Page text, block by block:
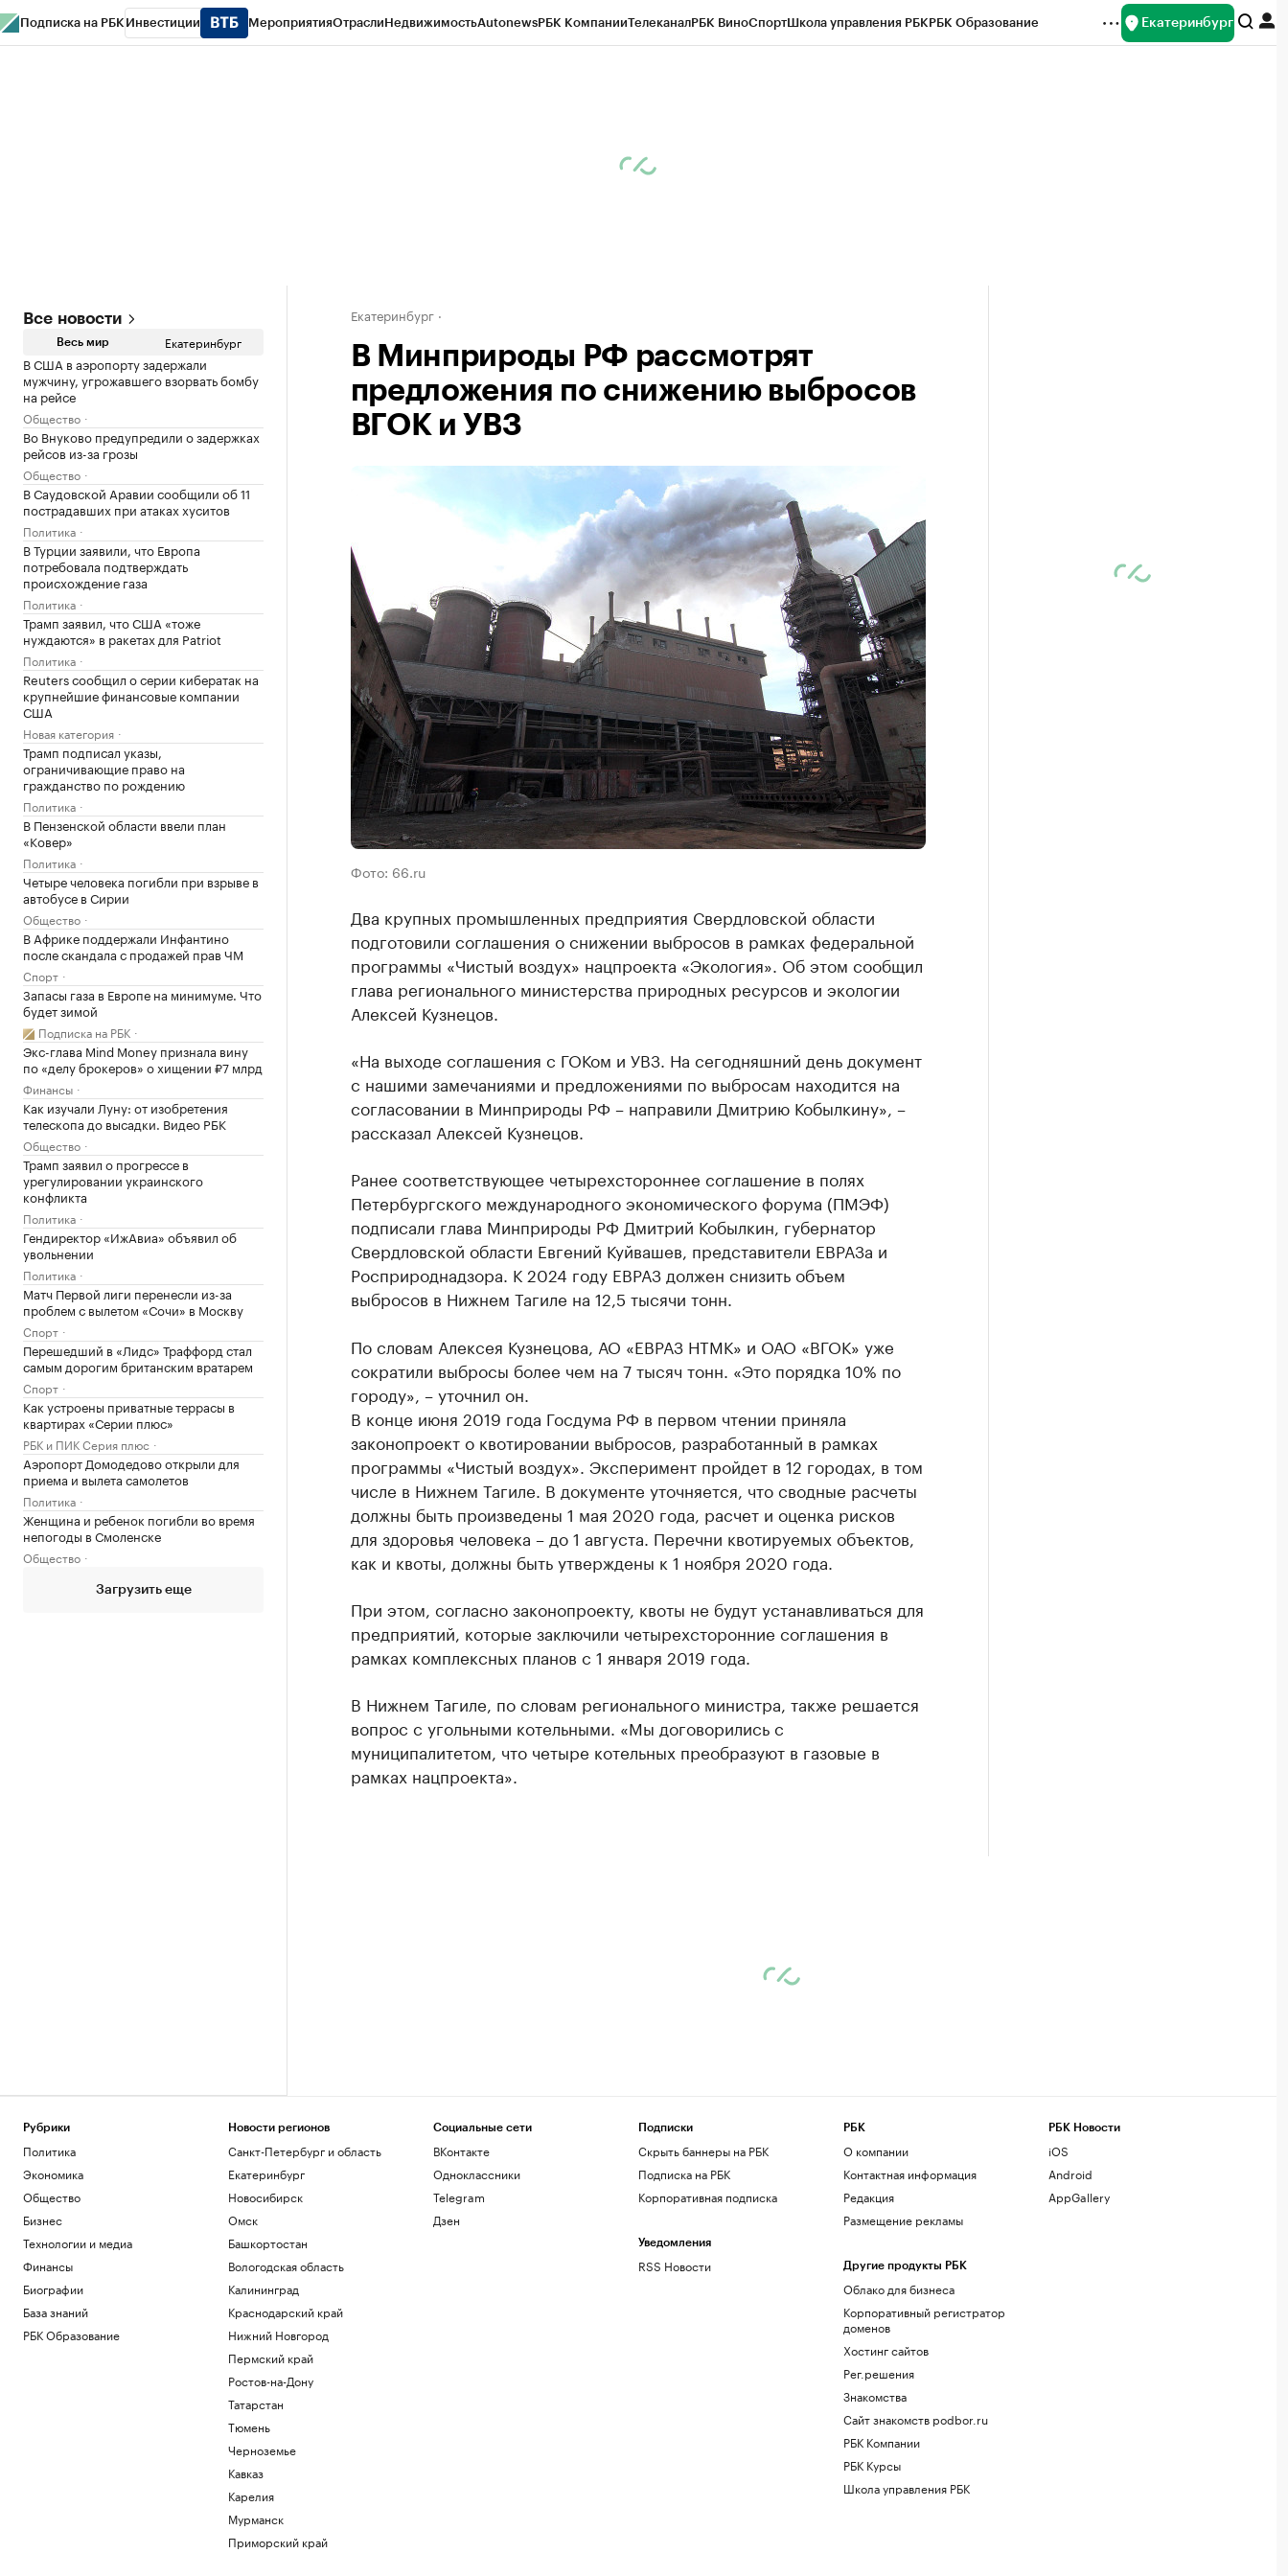
Подписка на РБК Инвестиции МероприятияОтраслиНедвижимостьAutonewsРБК КомпанииТелеканалРБК ВиноСпортШкола управления РБКРБК Образование Екатеринбург
Все новости
Весь мир Екатеринбург
В США в аэропорту задержали
мужчину, угрожавшего взорвать бомбу
на рейсе
Общество
Во Внуково предупредили о задержках
рейсов из-за грозы
Общество
В Саудовской Аравии сообщили об 11
пострадавших при атаках хуситов
Политика
В Турции заявили, что Европа
потребовала подтверждать
происхождение газа
Политика
Трамп заявил, что США «тоже
нуждаются» в ракетах для Patriot
Политика
Reuters сообщил о серии кибератак на
крупнейшие финансовые компании
США
Новая категория
Трамп подписал указы,
ограничивающие право на
гражданство по рождению
Политика
В Пензенской области ввели план
«Ковер»
Политика
Четыре человека погибли при взрыве в
автобусе в Сирии
Общество
В Африке поддержали Инфантино
после скандала с продажей прав ЧМ
Спорт
Запасы газа в Европе на минимуме. Что
будет зимой
Подписка на РБК
Экс-глава Mind Money признала вину
по «делу брокеров» о хищении ₽7 млрд
Финансы
Как изучали Луну: от изобретения
телескопа до высадки. Видео РБК
Общество
Трамп заявил о прогрессе в
урегулировании украинского
конфликта
Политика
Гендиректор «ИжАвиа» объявил об
увольнении
Политика
Матч Первой лиги перенесли из-за
проблем с вылетом «Сочи» в Москву
Спорт
Перешедший в «Лидс» Траффорд стал
самым дорогим британским вратарем
Спорт
Как устроены приватные террасы в
квартирах «Серии плюс»
РБК и ПИК Серия плюс
Аэропорт Домодедово открыли для
приема и вылета самолетов
Политика
Женщина и ребенок погибли во время
непогоды в Смоленске
Общество
Загрузить еще
Екатеринбург
В Минприроды РФ рассмотрят
предложения по снижению выбросов
ВГОК и УВЗ
Фото: 66.ru
Два крупных промышленных предприятия Свердловской области
подготовили соглашения о снижении выбросов в рамках федеральной
программы «Чистый воздух» нацпроекта «Экология». Об этом сообщил
глава регионального министерства природных ресурсов и экологии
Алексей Кузнецов.
«На выходе соглашения с ГОКом и УВЗ. На сегодняшний день документ
с нашими замечаниями и предложениями по выбросам находится на
согласовании в Минприроды РФ – направили Дмитрию Кобылкину», –
рассказал Алексей Кузнецов.
Ранее соответствующее четырехстороннее соглашение в полях
Петербургского международного экономического форума (ПМЭФ)
подписали глава Минприроды РФ Дмитрий Кобылкин, губернатор
Свердловской области Евгений Куйвашев, представители ЕВРАЗа и
Росприроднадзора. К 2024 году ЕВРАЗ должен снизить объем
выбросов в Нижнем Тагиле на 12,5 тысячи тонн.
По словам Алексея Кузнецова, АО «ЕВРАЗ НТМК» и ОАО «ВГОК» уже
сократили выбросы более чем на 7 тысяч тонн. «Это порядка 10% по
городу», – уточнил он.
В конце июня 2019 года Госдума РФ в первом чтении приняла
законопроект о квотировании выбросов, разработанный в рамках
программы «Чистый воздух». Эксперимент пройдет в 12 городах, в том
числе в Нижнем Тагиле. В документе уточняется, что сводные расчеты
должны быть произведены 1 мая 2020 года, расчет и оценка рисков
для здоровья человека – до 1 августа. Перечни квотируемых объектов,
как и квоты, должны быть утверждены к 1 ноября 2020 года.
При этом, согласно законопроекту, квоты не будут устанавливаться для
предприятий, которые заключили четырехсторонние соглашения в
рамках комплексных планов с 1 января 2019 года.
В Нижнем Тагиле, по словам регионального министра, также решается
вопрос с угольными котельными. «Мы договорились с
муниципалитетом, что четыре котельных преобразуют в газовые в
рамках нацпроекта».
Рубрики
Политика
Экономика
Общество
Бизнес
Технологии и медиа
Финансы
Биографии
База знаний
РБК Образование
Новости регионов
Санкт-Петербург и область
Екатеринбург
Новосибирск
Омск
Башкортостан
Вологодская область
Калининград
Краснодарский край
Нижний Новгород
Пермский край
Ростов-на-Дону
Татарстан
Тюмень
Черноземье
Кавказ
Карелия
Мурманск
Приморский край
Социальные сети
ВКонтакте
Одноклассники
Telegram
Дзен
Подписки
Скрыть баннеры на РБК
Подписка на РБК
Корпоративная подписка
Уведомления
RSS Новости
РБК
О компании
Контактная информация
Редакция
Размещение рекламы
Другие продукты РБК
Облако для бизнеса
Корпоративный регистратор
доменов
Хостинг сайтов
Рег.решения
Знакомства
Сайт знакомств podbor.ru
РБК Компании
РБК Курсы
Школа управления РБК
РБК Новости
iOS
Android
AppGallery